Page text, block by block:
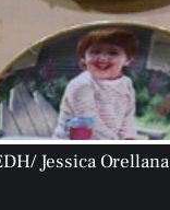
Jessica Orellana